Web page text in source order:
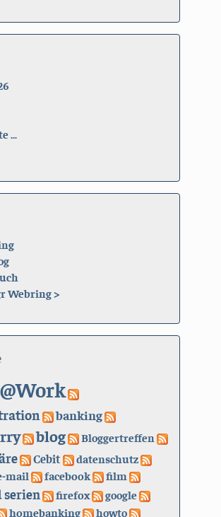
...
Webring>
@Work
banking
blog Bloggertreffen
Cebit datenschutz
mail facebook film
serien firefox
google
homebanking howto